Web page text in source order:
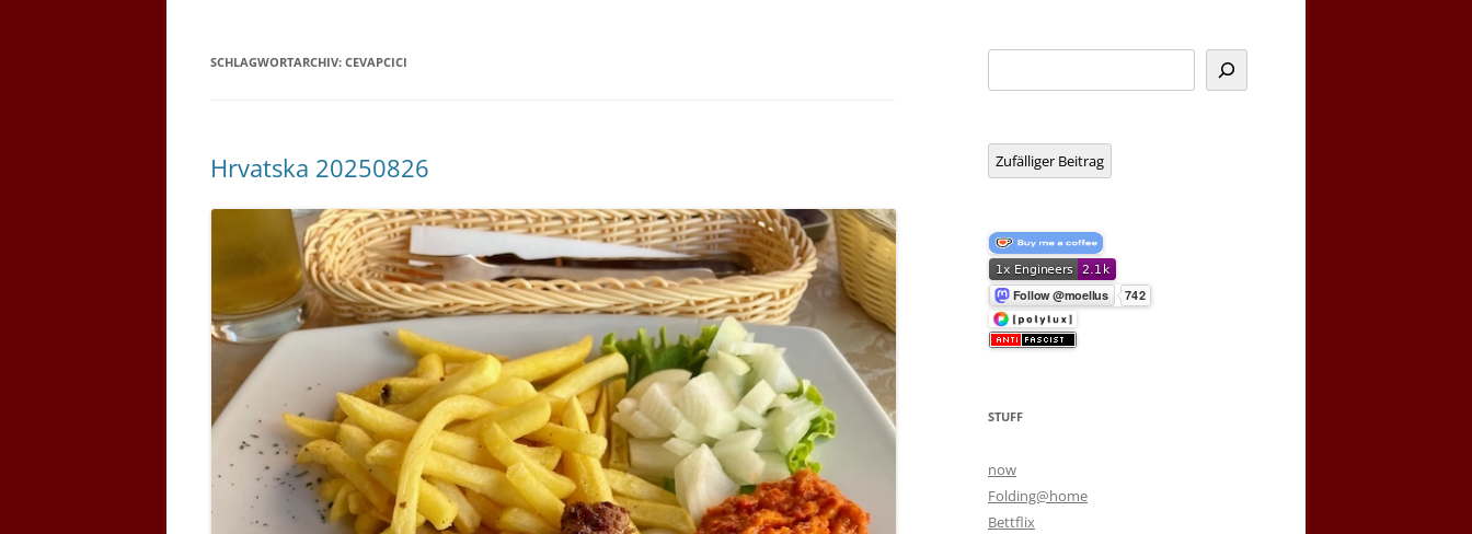
SCHLAGWORTARCHIV: CEVAPCICI
Hrvatska 20250826 Zufälliger Beitrag
STUFF
now
Folding@home
Bettflix